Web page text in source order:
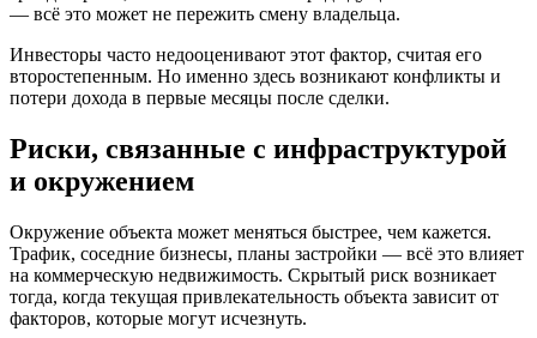
— всё это может не пережить смену владельца.
Инвесторы часто недооценивают этот фактор, считая его
второстепенным. Но именно здесь возникают конфликты и
потери дохода в первые месяцы после сделки.
Риски, связанные с инфраструктурой
и окружением
Окружение объекта может меняться быстрее, чем кажется.
Трафик, соседние бизнесы, планы застройки — всё это влияет
на коммерческую недвижимость. Скрытый риск возникает
тогда, когда текущая привлекательность объекта зависит от
факторов, которые могут исчезнуть.